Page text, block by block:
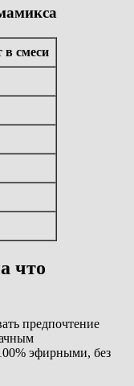
в смеси
что
предпочтение
эфирными, без